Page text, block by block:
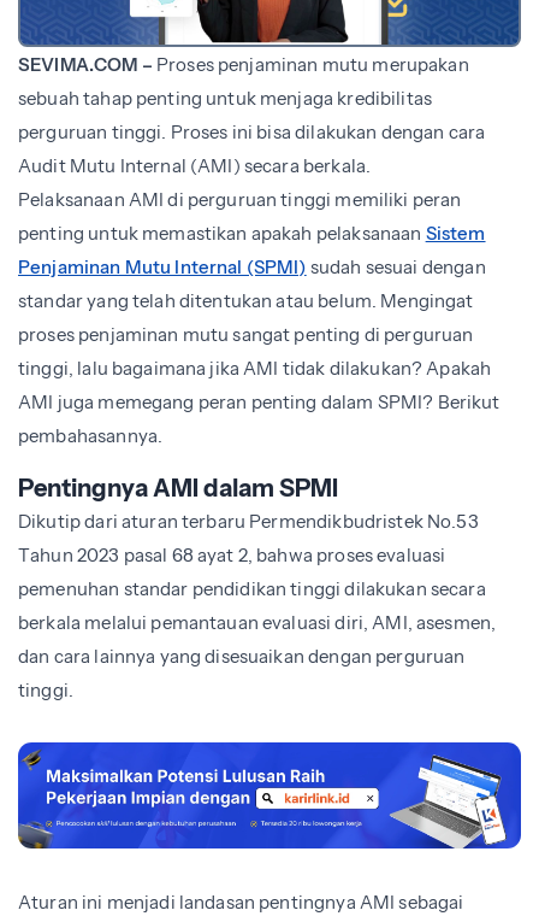
SEVIMA.COM – Proses penjaminan mutu merupakan
sebuah tahap penting untuk menjaga kredibilitas
perguruan tinggi. Proses ini bisa dilakukan dengan cara
Audit Mutu Internal (AMI) secara berkala.
Pelaksanaan AMI di perguruan tinggi memiliki peran
penting untuk memastikan apakah pelaksanaan Sistem
Penjaminan Mutu Internal (SPMI) sudah sesuai dengan
standar yang telah ditentukan atau belum. Mengingat
proses penjaminan mutu sangat penting di perguruan
tinggi, lalu bagaimana jika AMI tidak dilakukan? Apakah
AMI juga memegang peran penting dalam SPMI? Berikut
pembahasannya.
Pentingnya AMI dalam SPMI
Dikutip dari aturan terbaru Permendikbudristek No.53
Tahun 2023 pasal 68 ayat 2, bahwa proses evaluasi
pemenuhan standar pendidikan tinggi dilakukan secara
berkala melalui pemantauan evaluasi diri, AMI, asesmen,
dan cara lainnya yang disesuaikan dengan perguruan
tinggi.
Aturan ini menjadi landasan pentingnya AMI sebagai